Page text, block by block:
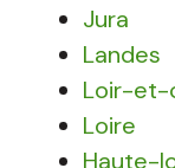
Jura
Landes
Loir-et-
Loire
Haute-